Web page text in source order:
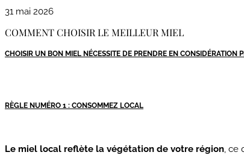
31 mai 2026
COMMENT CHOISIR LE MEILLEUR MIEL
CHOISIR UN BON MIEL NÉCESSITE DE PRENDRE EN CONSIDÉRATION
RÈGLE NUMÉRO 1 : CONSOMMEZ LOCAL
Le miel local reflète la végétation de votre région, ce